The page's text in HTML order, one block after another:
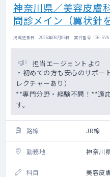
神奈川県／美容皮膚
問診メイン（翼状針
掲載更新日 : 2026年08月06日 案件番号 : 26-
担当エージェントより
・初めての方も安心のサポー
レクチャーあり）
**専門分野・経験不問！**適
す。
路線 JR線
勤務地 神奈川
科目 美容皮